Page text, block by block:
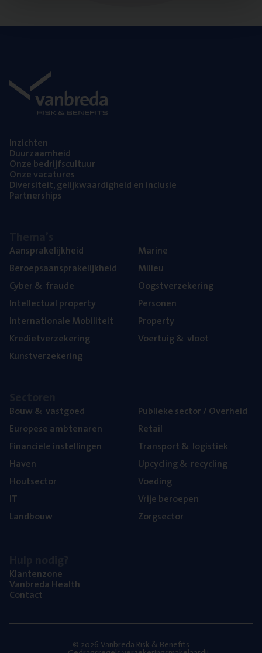
Inzich­ten
Duur­zaam­heid
Onze bedrijfs­cul­tuur
Onze vaca­tu­res
Diver­si­teit, gelijk­waar­dig­heid en inclusie
Part­ner­ships
Aan­spra­ke­lijk­heid
Beroeps­aan­spra­ke­lijk­heid
Cyber& fraude
Intel­lec­tu­al property
Inter­na­ti­o­na­le Mobiliteit
Kre­diet­ver­ze­ke­ring
Kunst­ver­ze­ke­ring
Mari­ne
Mili­eu
Oogst­ver­ze­ke­ring
Per­so­nen
Pro­per­ty
Voer­tuig& vloot
Bouw& vastgoed
Euro­pe­se ambtenaren
Finan­ci­ë­le instellingen
Haven
Hout­sec­tor
IT
Land­bouw
Publie­ke sec­tor / Overheid
Retail
Trans­port& logistiek
Upcy­cling& recycling
Voe­ding
Vrije beroe­pen
Zorg­sec­tor
Klan­ten­zo­ne
Van­b­re­da Health
Con­tact
© 2026 Vanbreda Risk & Benefits